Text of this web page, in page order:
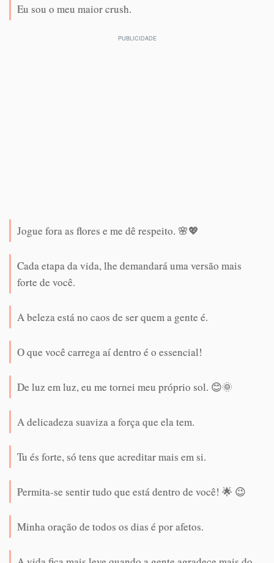
Eu sou o meu maior crush.
Jogue fora as flores e me dê respeito. 🌸💖
Cada etapa da vida, lhe demandará uma versão mais
forte de você.
A beleza está no caos de ser quem a gente é.
O que você carrega aí dentro é o essencial!
De luz em luz, eu me tornei meu próprio sol. 😊🌞
A delicadeza suaviza a força que ela tem.
Tu és forte, só tens que acreditar mais em si.
Permita-se sentir tudo que está dentro de você! 🌟 😉
Minha oração de todos os dias é por afetos.